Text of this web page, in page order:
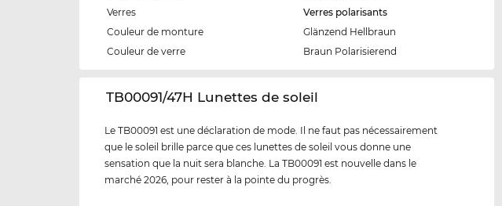
Verres
Verres polarisants
Couleur de monture
Glänzend Hellbraun
Couleur de verre
Braun Polarisierend
‌TB00091/47H Lunettes de soleil
Le TB00091 est une déclaration de mode. Il ne faut pas nécessairement
que le soleil brille parce que ces lunettes de soleil vous donne une
sensation que la nuit sera blanche. La TB00091 est nouvelle dans le
marché 2026, pour rester à la pointe du progrès.